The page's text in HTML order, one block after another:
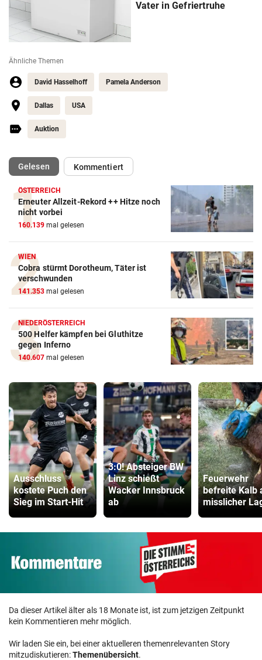
Vater in Gefriertruhe
Ähnliche Themen
David Hasselhoff Pamela Anderson
Dallas USA
Auktion
Gelesen(ausgewählt)Kommentiert
ÖSTERREICH
Erneuter Allzeit-Rekord ++ Hitze noch
nicht vorbei
160.139 mal gelesen
WIEN
Cobra stürmt Dorotheum, Täter ist
verschwunden
141.353 mal gelesen
NIEDERÖSTERREICH
500 Helfer kämpfen bei Gluthitze
gegen Inferno
140.607 mal gelesen
Ausschluss
kostete Puch den
Sieg im Start-Hit
3:0! Absteiger BW
Linz schießt
Wacker Innsbruck
ab
Feuerwehr
befreite Kalb
misslicher
Da dieser Artikel älter als 18 Monate ist, ist zum jetzigen Zeitpunkt
kein Kommentieren mehr möglich.
Wir laden Sie ein, bei einer aktuelleren themenrelevanten Story
mitzudiskutieren:Themenübersicht.